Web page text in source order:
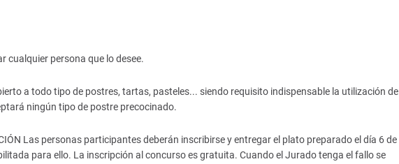
cualquier persona que lo desee.
a todo tipo de postres, tartas, pasteles... siendo requisito indispensable la utilización de
ningún tipo de postre precocinado.
Las personas participantes deberán inscribirse y entregar el plato preparado el día 6 de
para ello. La inscripción al concurso es gratuita. Cuando el Jurado tenga el fallo se